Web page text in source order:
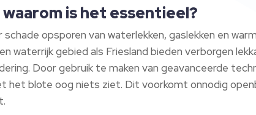
is het essentieel?
opsporen van waterlekken, gaslekken en
waterrijk gebied als Friesland bieden verborgen
Door gebruik te maken van geavanceerde
blote oog niets ziet.​ Dit voorkomt onnodig